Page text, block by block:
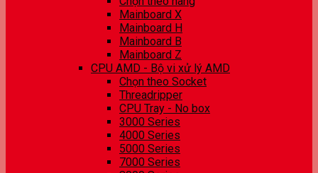
Mainboard X
Mainboard H
Mainboard B
Mainboard Z
CPU AMD - Bộ vi xử lý AMD
Chọn theo Socket
Threadripper
CPU Tray - No box
3000 Series
4000 Series
5000 Series
7000 Series